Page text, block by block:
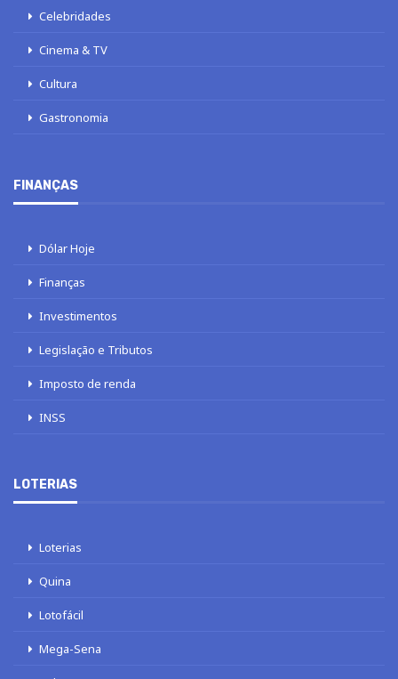
Celebridades
Cinema & TV
Cultura
Gastronomia
FINANÇAS
Dólar Hoje
Finanças
Investimentos
Legislação e Tributos
Imposto de renda
INSS
LOTERIAS
Loterias
Quina
Lotofácil
Mega-Sena